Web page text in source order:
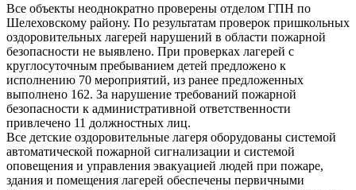
Все объекты неоднократно проверены отделом ГПН по
Шелеховскому району. По результатам проверок пришкольных
оздоровительных лагерей нарушений в области пожарной
безопасности не выявлено. При проверках лагерей с
круглосуточным пребыванием детей предложено к
исполнению 70 мероприятий, из ранее предложенных
выполнено 162. За нарушение требований пожарной
безопасности к административной ответственности
привлечено 11 должностных лиц.
Все детские оздоровительные лагеря оборудованы системой
автоматической пожарной сигнализации и системой
оповещения и управления эвакуацией людей при пожаре,
здания и помещения лагерей обеспечены первичными